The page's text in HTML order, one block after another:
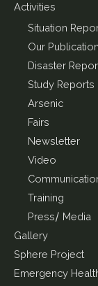
Activities
Situation
Our
Disaster
Study Reports
Arsenic
Fairs
Newsletter
Video
Training
Press/ Media
Gallery
Sphere Project
Emergency